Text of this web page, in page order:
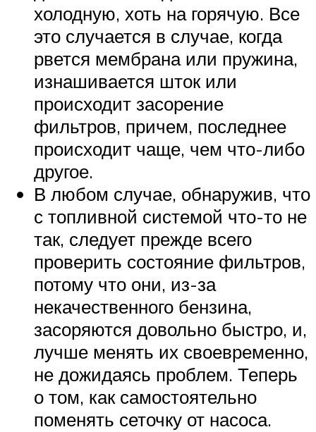
холодную, хоть на горячую. Все
это случается в случае, когда
рвется мембрана или пружина,
изнашивается шток или
происходит засорение
фильтров, причем, последнее
происходит чаще, чем что-либо
другое.
В любом случае, обнаружив, что
с топливной системой что-то не
так, следует прежде всего
проверить состояние фильтров,
потому что они, из-за
некачественного бензина,
засоряются довольно быстро, и,
лучше менять их своевременно,
не дожидаясь проблем. Теперь
о том, как самостоятельно
поменять сеточку от насоса.